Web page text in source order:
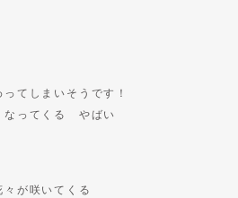
てしまいそうです！
なってくる やばい
が咲いてくる